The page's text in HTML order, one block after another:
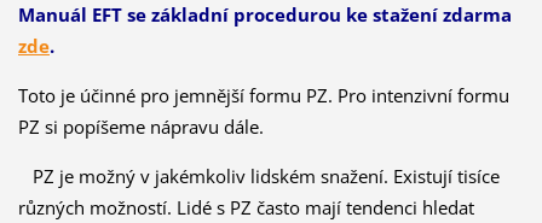
Manuál EFT se základní procedurou ke stažení zdarma
zde.
Toto je účinné pro jemnější formu PZ. Pro intenzivní formu
PZ si popíšeme nápravu dále.
PZ je možný v jakémkoliv lidském snažení. Existují tisíce
různých možností. Lidé s PZ často mají tendenci hledat